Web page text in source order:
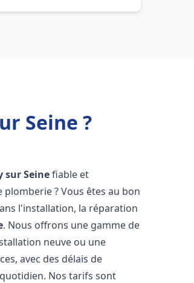
Seine ?
sur Seinefiable et
? Vous êtes au bon
l'installation, la réparation
. Nous offrons une gamme de
neuve ou une
avec des délais de
Nos tarifs sont